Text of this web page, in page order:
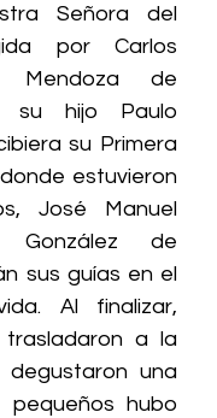
Señora del
por Carlos
Mendoza de
su hijo Paulo
su Primera
estuvieron
José Manuel
González de
sus guías en el
Al finalizar,
a la
degustaron una
hubo